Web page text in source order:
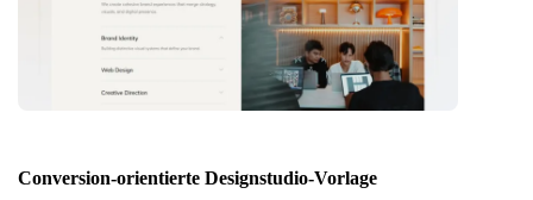
Conversion-orientierte Designstudio-Vorlage